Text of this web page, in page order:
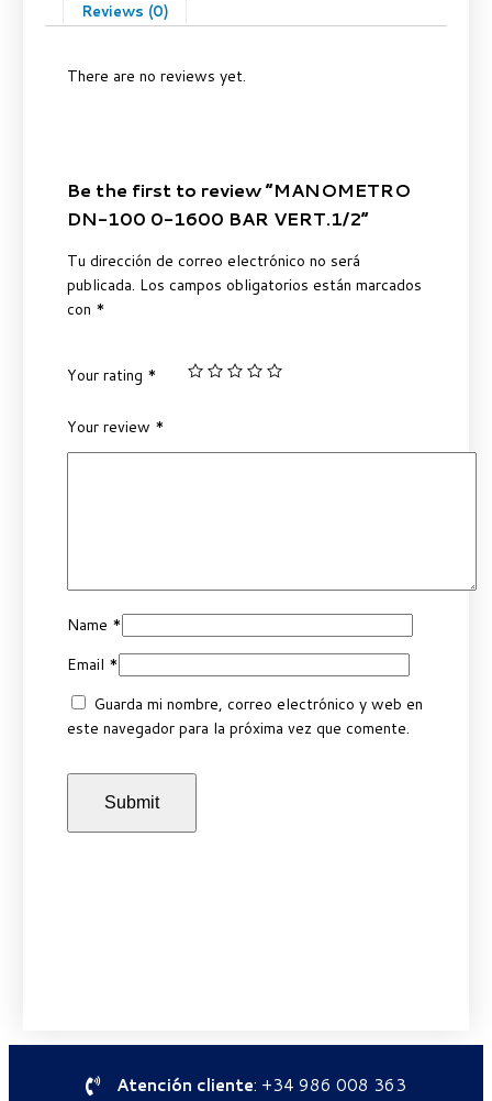
Reviews (0)
There are no reviews yet.
Be the first to review “MANOMETRO
DN-100 0-1600 BAR VERT.1/2”
Tu dirección de correo electrónico no será
publicada. Los campos obligatorios están marcados
con *
Your rating *
Your review *
Name *
Email *
Guarda mi nombre, correo electrónico y web en
este navegador para la próxima vez que comente.
Atención cliente: +34 986 008 363